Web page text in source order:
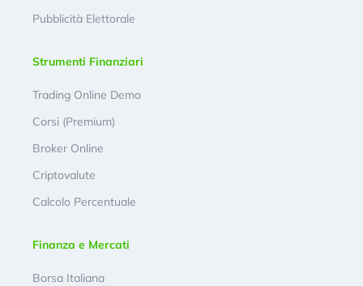
Pubblicità Elettorale
Strumenti Finanziari
Trading Online Demo
Corsi (Premium)
Broker Online
Criptovalute
Calcolo Percentuale
Finanza e Mercati
Borsa Italiana